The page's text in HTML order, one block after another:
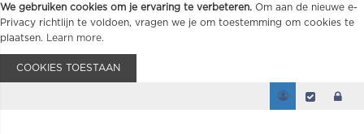
We gebruiken cookies om je ervaring te verbeteren. Om aan de nieuwe e-
Privacy richtlijn te voldoen, vragen we je om toestemming om cookies te
plaatsen.
Learn more.
COOKIES TOESTAAN